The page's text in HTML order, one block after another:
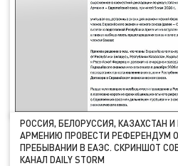
РОССИЯ, БЕЛОРУССИЯ, КАЗАХСТАН
АРМЕНИЮ ПРОВЕСТИ РЕФЕРЕНДУМ
ПРЕБЫВАНИИ В ЕАЭС. СКРИНШОТ
КАНАЛ DAILY STORM